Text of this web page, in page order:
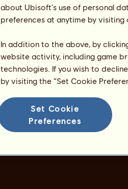
about Ubisoft's use of personal
preferences at anytime by
In addition to the above, by
website activity, including game
technologies. If you wish to
by visiting the “Set Cookie
Set Cookie
Preferences